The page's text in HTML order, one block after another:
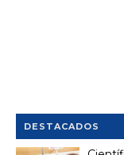
DESTACADOS